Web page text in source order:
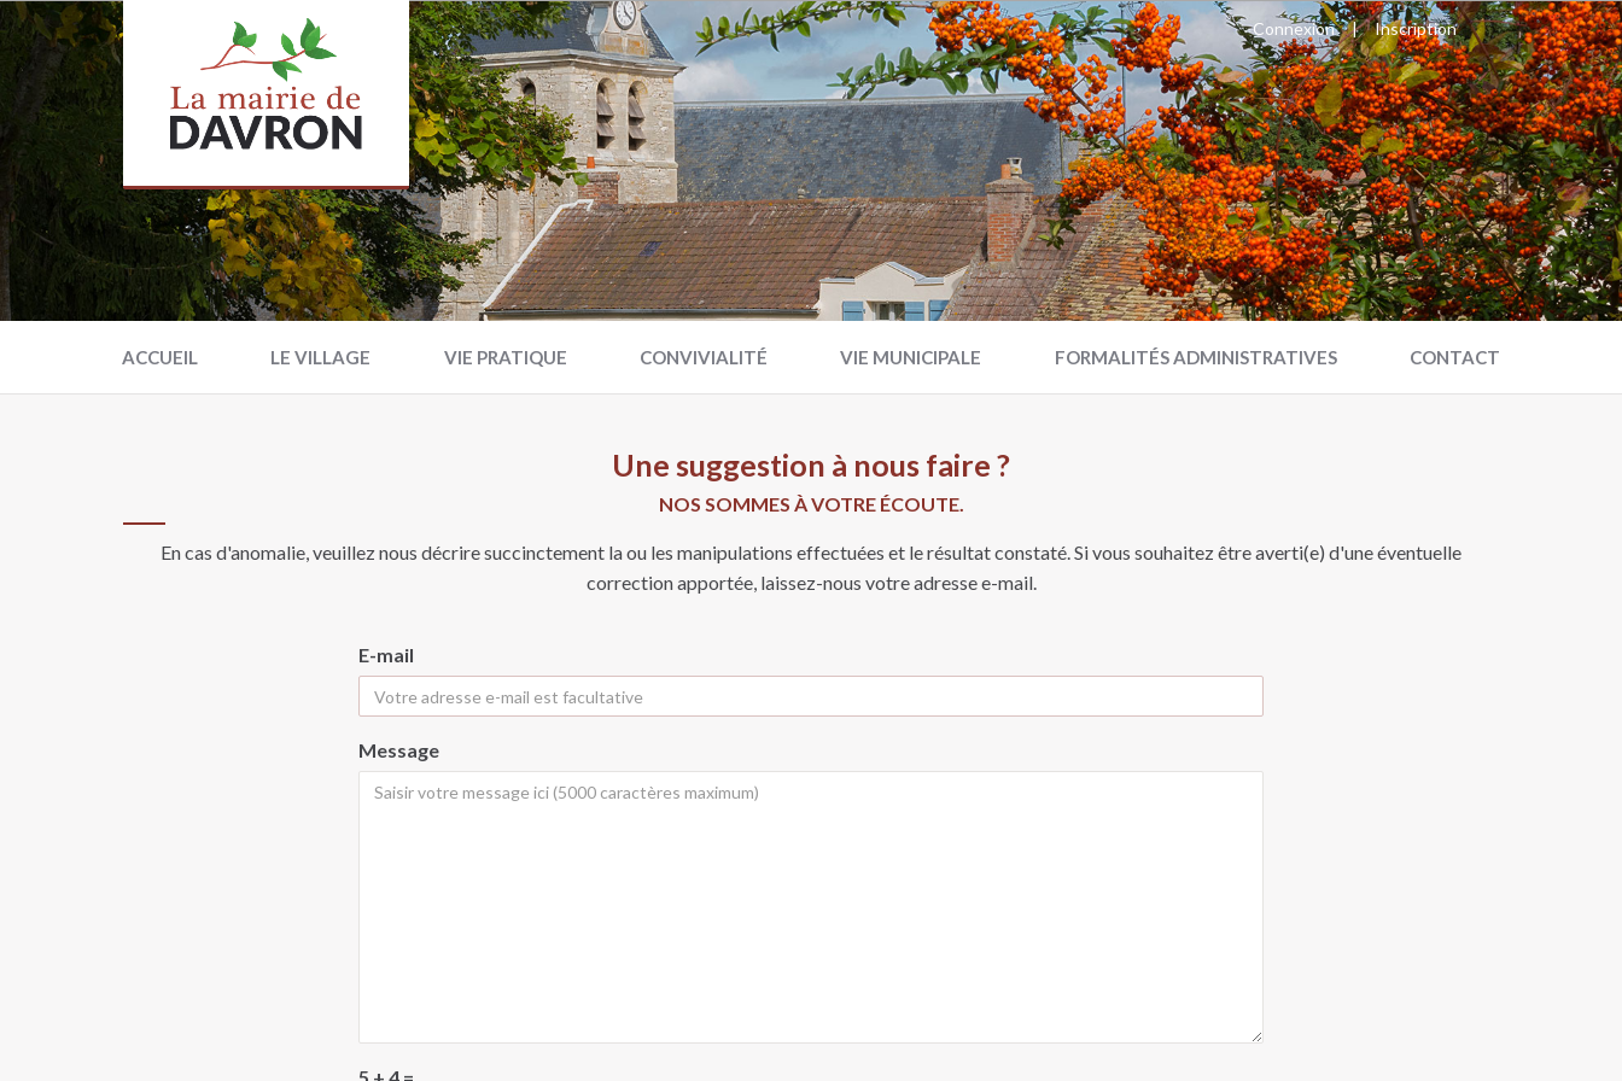
Connexion | Inscription
ACCUEIL LE VILLAGE VIE PRATIQUE CONVIVIALITÉ VIE MUNICIPALE FORMALITÉS ADMINISTRATIVES CONTACT
Une suggestion à nous faire ?
NOS SOMMES À VOTRE ÉCOUTE.
En cas d'anomalie, veuillez nous décrire succinctement la ou les manipulations effectuées et le résultat constaté. Si vous souhaitez être averti(e) d'une éventuelle
correction apportée, laissez-nous votre adresse e-mail.
E-mail
Message